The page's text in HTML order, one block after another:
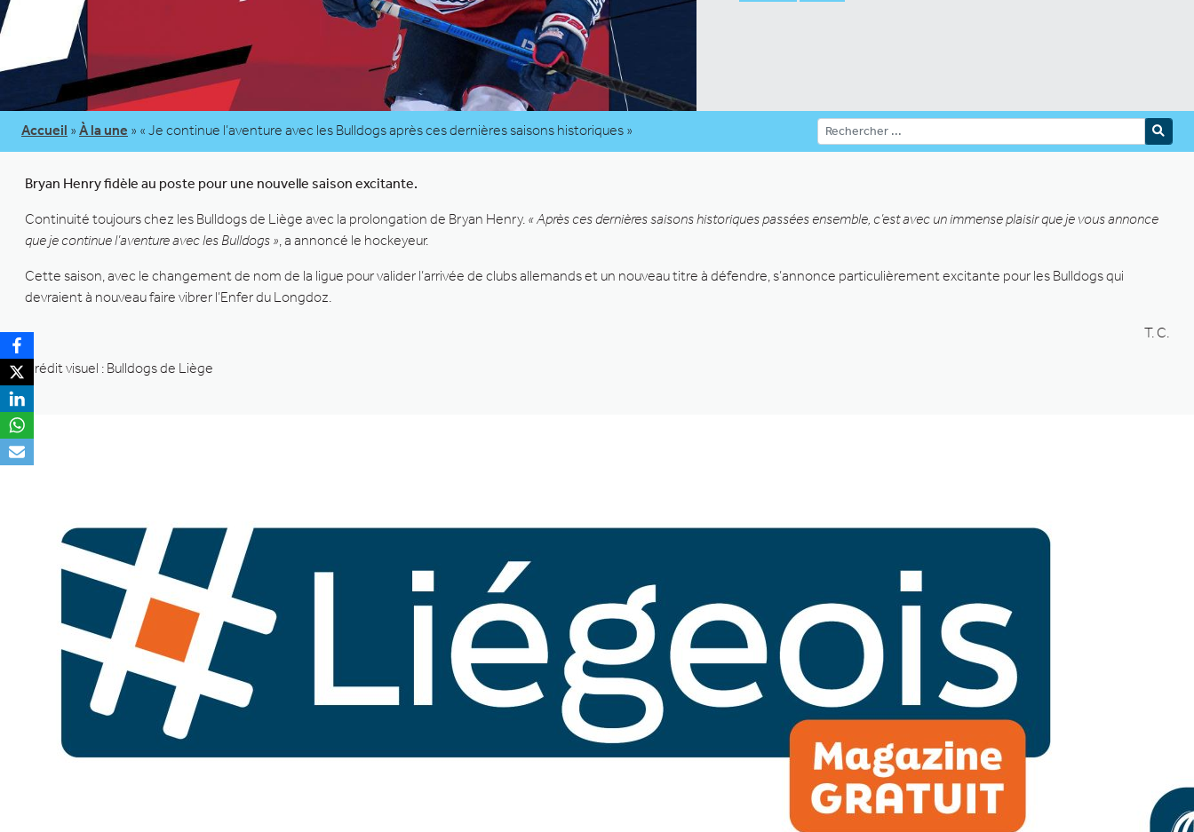
Accueil » À la une » « Je continue l’aventure avec les Bulldogs après ces dernières saisons historiques »
Bryan Henry fidèle au poste pour une nouvelle saison excitante.
Continuité toujours chez les Bulldogs de Liège avec la prolongation de Bryan Henry. « Après ces dernières saisons historiques passées ensemble, c’est avec un immense plaisir que je vous annonce
que je continue l’aventure avec les Bulldogs », a annoncé le hockeyeur.
Cette saison, avec le changement de nom de la ligue pour valider l’arrivée de clubs allemands et un nouveau titre à défendre, s’annonce particulièrement excitante pour les Bulldogs qui
devraient à nouveau faire vibrer l’Enfer du Longdoz.
T. C.
Crédit visuel : Bulldogs de Liège